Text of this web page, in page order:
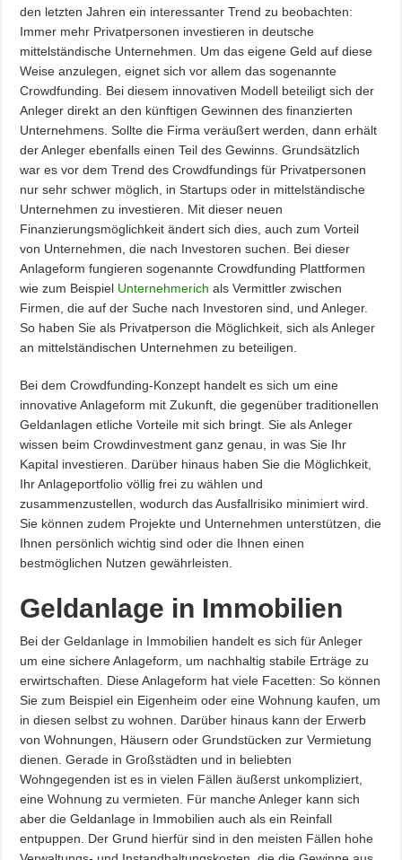
den letzten Jahren ein interessanter Trend zu beobachten:
Immer mehr Privatpersonen investieren in deutsche
mittelständische Unternehmen. Um das eigene Geld auf diese
Weise anzulegen, eignet sich vor allem das sogenannte
Crowdfunding. Bei diesem innovativen Modell beteiligt sich der
Anleger direkt an den künftigen Gewinnen des finanzierten
Unternehmens. Sollte die Firma veräußert werden, dann erhält
der Anleger ebenfalls einen Teil des Gewinns. Grundsätzlich
war es vor dem Trend des Crowdfundings für Privatpersonen
nur sehr schwer möglich, in Startups oder in mittelständische
Unternehmen zu investieren. Mit dieser neuen
Finanzierungsmöglichkeit ändert sich dies, auch zum Vorteil
von Unternehmen, die nach Investoren suchen. Bei dieser
Anlageform fungieren sogenannte Crowdfunding Plattformen
wie zum Beispiel Unternehmerich als Vermittler zwischen
Firmen, die auf der Suche nach Investoren sind, und Anleger.
So haben Sie als Privatperson die Möglichkeit, sich als Anleger
an mittelständischen Unternehmen zu beteiligen.
Bei dem Crowdfunding-Konzept handelt es sich um eine
innovative Anlageform mit Zukunft, die gegenüber traditionellen
Geldanlagen etliche Vorteile mit sich bringt. Sie als Anleger
wissen beim Crowdinvestment ganz genau, in was Sie Ihr
Kapital investieren. Darüber hinaus haben Sie die Möglichkeit,
Ihr Anlageportfolio völlig frei zu wählen und
zusammenzustellen, wodurch das Ausfallrisiko minimiert wird.
Sie können zudem Projekte und Unternehmen unterstützen, die
Ihnen persönlich wichtig sind oder die Ihnen einen
bestmöglichen Nutzen gewährleisten.
Geldanlage in Immobilien
Bei der Geldanlage in Immobilien handelt es sich für Anleger
um eine sichere Anlageform, um nachhaltig stabile Erträge zu
erwirtschaften. Diese Anlageform hat viele Facetten: So können
Sie zum Beispiel ein Eigenheim oder eine Wohnung kaufen, um
in diesen selbst zu wohnen. Darüber hinaus kann der Erwerb
von Wohnungen, Häusern oder Grundstücken zur Vermietung
dienen. Gerade in Großstädten und in beliebten
Wohngegenden ist es in vielen Fällen äußerst unkompliziert,
eine Wohnung zu vermieten. Für manche Anleger kann sich
aber die Geldanlage in Immobilien auch als ein Reinfall
entpuppen. Der Grund hierfür sind in den meisten Fällen hohe